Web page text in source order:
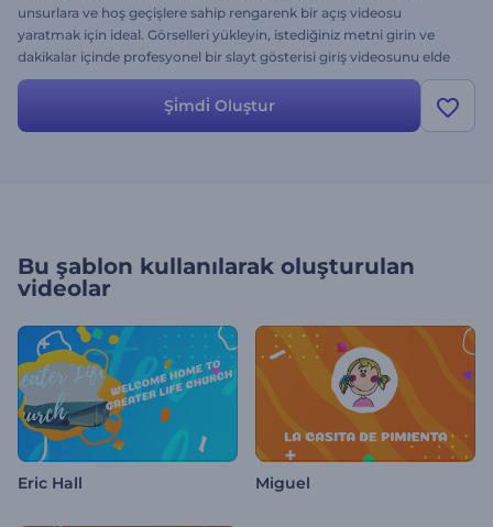
unsurlara ve hoş geçişlere sahip rengarenk bir açış videosu
yaratmak için ideal. Görselleri yükleyin, istediğiniz metni girin ve
dakikalar içinde profesyonel bir slayt gösterisi giriş videosunu elde
edin. Projenizi tamamlamak için cazip ve neşeli bir müzik eklemeyi
de unutmayın! Sunumlar, TV reklamları, kutlama amaçlı slayt
gösterileri ve daha fazlası için mükemmel bir seçim. Hemen
Şi̇mdi̇ Oluştur
Bu şablon kullanılarak oluşturulan
videolar
Eric Hall Miguel